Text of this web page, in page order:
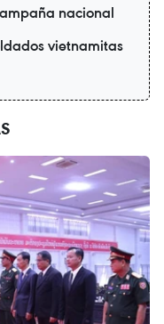
nacional
vietnamitas